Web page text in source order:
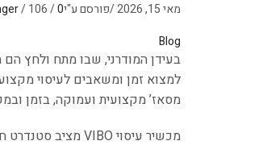
מאי 15, 2026 /פורסם ע"י /106/0
Blog
בעידן המודרני, שבו מתח ולחץ
למצוא זמן ומשאבים לעיסוי
מסאז’ מקצועית ועמוקה, בזמן